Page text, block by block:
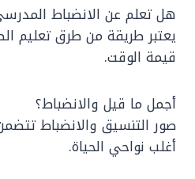
هل تعلم عن الانضباط
يعتبر طريقة من طرق تعليم
قيمة الوقت.
أجمل ما قيل والانضباط؟
صور التنسيق والانضباط
أغلب نواحي الحياة.